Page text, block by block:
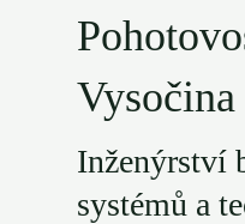
Vysočina
Inženýrství
systémů a